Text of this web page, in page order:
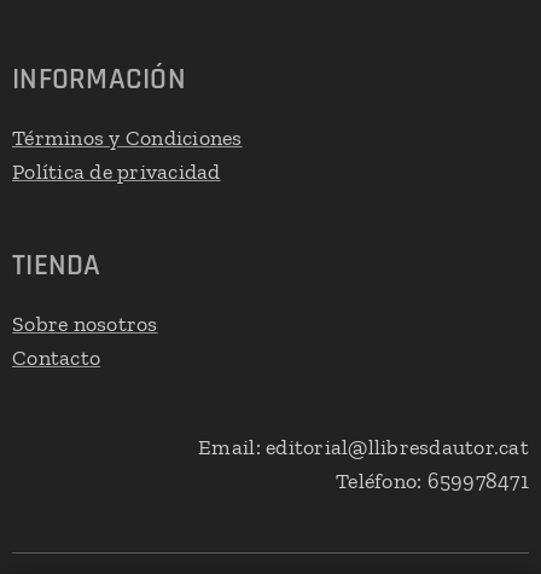
INFORMACIÓN
Términos y Condiciones
Política de privacidad
TIENDA
Sobre nosotros
Contacto
Email: editorial@llibresdautor.cat
Teléfono: 659978471